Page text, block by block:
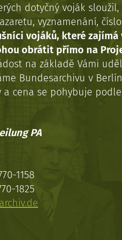
dotyčný voják
vyznamenání,
vojáků, které zajímá
obrátit přímo na
na základě Vámi
Bundesarchivu v
cena se pohybuje
PA
1158
1825